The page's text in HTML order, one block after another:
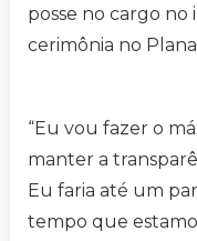
posse no cargo no
cerimônia no
“Eu vou fazer o
manter a
Eu faria até um
tempo que